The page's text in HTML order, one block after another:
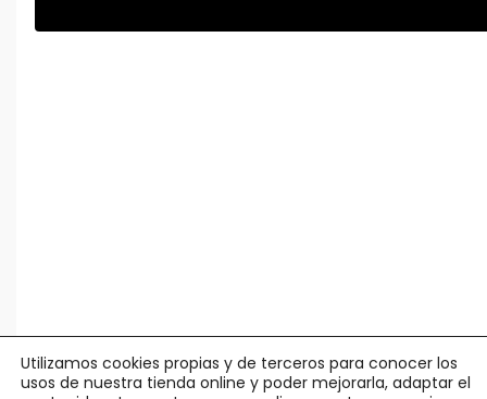
Utilizamos cookies propias y de terceros para conocer los
usos de nuestra tienda online y poder mejorarla, adaptar el